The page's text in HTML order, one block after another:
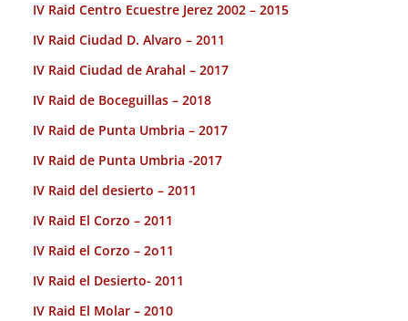
IV Raid Centro Ecuestre Jerez 2002 – 2015
IV Raid Ciudad D. Alvaro – 2011
IV Raid Ciudad de Arahal – 2017
IV Raid de Boceguillas – 2018
IV Raid de Punta Umbria – 2017
IV Raid de Punta Umbria -2017
IV Raid del desierto – 2011
IV Raid El Corzo – 2011
IV Raid el Corzo – 2o11
IV Raid el Desierto- 2011
IV Raid El Molar – 2010